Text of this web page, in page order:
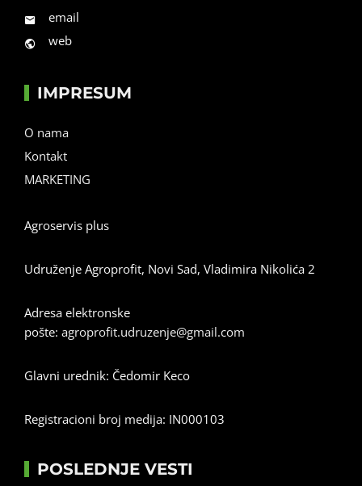
email
web
IMPRESUM
O nama
Kontakt
MARKETING
Agroservis plus
Udruženje Agroprofit, Novi Sad, Vladimira Nikolića 2
Adresa elektronske
pošte: agroprofit.udruzenje@gmail.com
Glavni urednik: Čedomir Keco
Registracioni broj medija: IN000103
POSLEDNJE VESTI